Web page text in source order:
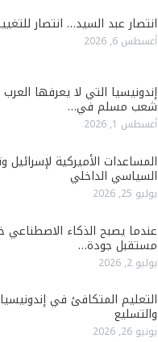
انتصار عبد السيد… انتصار
أغسطس 6, 2026
إندونيسيا التي لا يعرفها
شعب مسلم في…
أغسطس 1, 2026
المساعدات الأميركية
السياسي الداخلي
يوليو 25, 2026
عندما يصبح الذكاء الاصطناعي
مستقبل جودة…
يوليو 2, 2026
التعليم المتكافئ في
والتسليع
يونيو 26, 2026